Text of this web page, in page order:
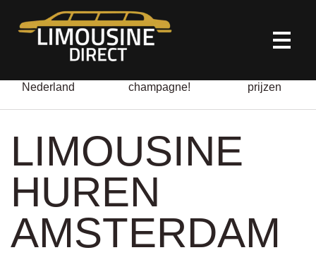
ONZE DIENSTEN
OVER ONS
CONTACT
Door heel
Nederland
champagne!
prijzen
LIMOUSINE
HUREN
AMSTERDAM